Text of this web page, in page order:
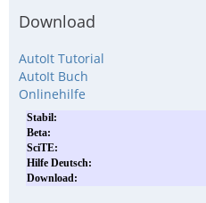
Download
AutoIt Tutorial
AutoIt Buch
Onlinehilfe